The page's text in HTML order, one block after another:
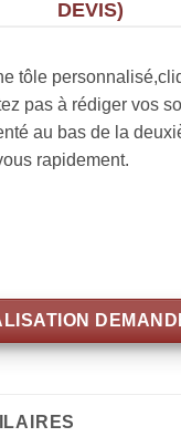
DEVIS)
tôle
pas à rédiger vos
au bas de la
rapidement.